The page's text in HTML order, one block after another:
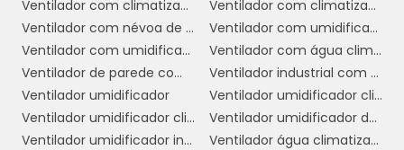
climatizadores de ar:
1. Marca:As marcas mais reconhecidas e
estabelecidas tendem a cobrar mais por seus
produtos, devido à reputação e à
confiabilidade que oferecem. Marcas de
renome geralmente investem em tecnologia
Ventilador com climatizador
Ventilador com climatizador de água
Ventilador com névoa de água preço
Ventilador com umidificador
Ventilador com umidificador industrial
Ventilador com água climatizador
Ventilador de parede com climatizador
Ventilador industrial com umidificador
Ventilador umidificador
Ventilador umidificador climatizador
Ventilador umidificador climatizador de ar com água
Ventilador umidificador de ar industrial
Ventilador umidificador industrial
Ventilador água climatizador